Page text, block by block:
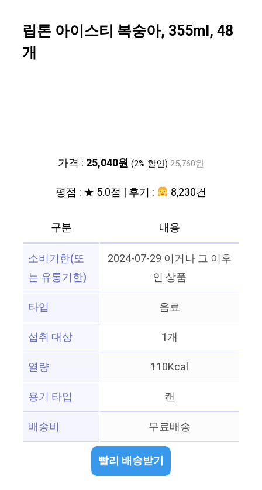
립톤 아이스티 복숭아, 355ml, 48
개
가격 : 25,040원 (2% 할인) 25,760원
평점 : ★ 5.0점 | 후기 : 8,230건
구분
내용
소비기한(또
는 유통기한)
2024-07-29 이거나 그 이후
인 상품
타입
음료
섭취 대상
1개
열량
110Kcal
용기 타입
캔
배송비
무료배송
빨리 배송받기